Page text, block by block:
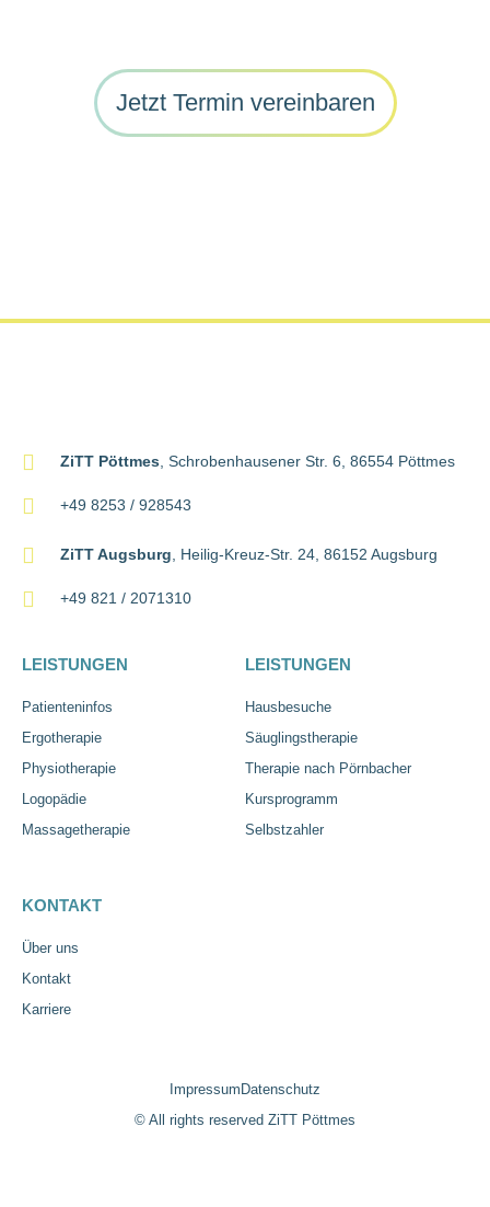
Jetzt Termin vereinbaren
ZiTT Pöttmes, Schrobenhausener Str. 6, 86554 Pöttmes
+49 8253 / 928543
ZiTT Augsburg, Heilig-Kreuz-Str. 24, 86152 Augsburg
+49 821 / 2071310
LEISTUNGEN
Patienteninfos
Ergotherapie
Physiotherapie
Logopädie
Massagetherapie
LEISTUNGEN
Hausbesuche
Säuglingstherapie
Therapie nach Pörnbacher
Kursprogramm
Selbstzahler
KONTAKT
Über uns
Kontakt
Karriere
© All rights reserved ZiTT Pöttmes
Impressum Datenschutz